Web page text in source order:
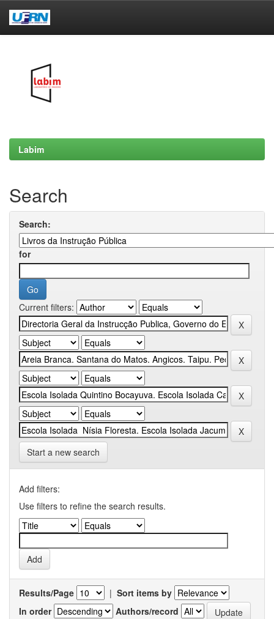
Labim
Search
Search:
for
Current filters:
Start a new search
Add filters:
Use filters to refine the search results.
Results/Page | Sort items by
In order
Authors/record